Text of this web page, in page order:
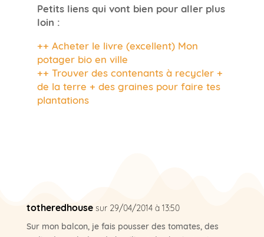
Petits liens qui vont bien pour aller plus
loin :
++ Acheter le livre (excellent) Mon
potager bio en ville
++ Trouver des contenants à recycler +
de la terre + des graines pour faire tes
plantations
totheredhouse sur 29/04/2014 à 13:50
Sur mon balcon, je fais pousser des tomates, des